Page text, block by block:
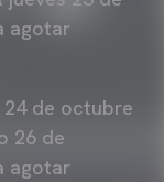
agotar
de octubre
26 de
agotar